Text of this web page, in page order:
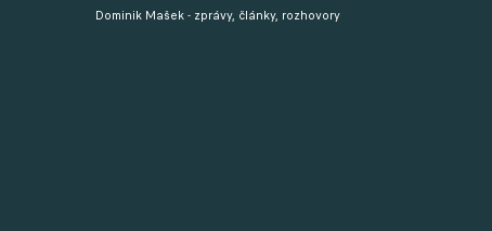
Dominik Mašek - zprávy, články, rozhovory